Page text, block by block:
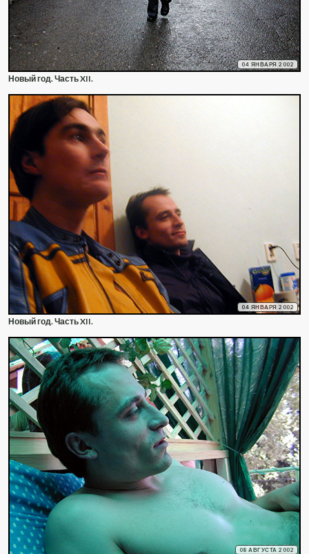
04 ЯНВАРЯ 2002
Новый год. Часть XII.
04 ЯНВАРЯ 2002
Новый год. Часть XII.
08 АВГУСТА 2002